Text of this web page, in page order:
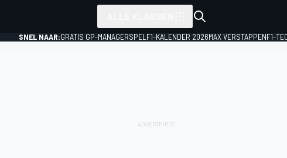
SNEL NAAR:GRATIS GP-MANAGERSPEL F1-KALENDER 2026MAX VERSTAPPENF1-